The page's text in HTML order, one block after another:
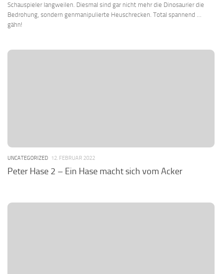
Schauspieler langweilen. Diesmal sind gar nicht mehr die Dinosaurier die
Bedrohung, sondern genmanipulierte Heuschrecken. Total spannend …
gähn!
UNCATEGORIZED 12. FEBRUAR 2022
Peter Hase 2 – Ein Hase macht sich vom Acker